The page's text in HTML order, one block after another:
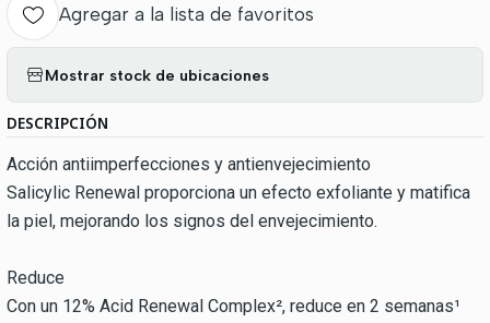
Agregar a la lista de favoritos
Mostrar stock de ubicaciones
DESCRIPCIÓN
Acción antiimperfecciones y antienvejecimiento
Salicylic Renewal proporciona un efecto exfoliante y matifica
la piel, mejorando los signos del envejecimiento.
Reduce
Con un 12% Acid Renewal Complex², reduce en 2 semanas¹